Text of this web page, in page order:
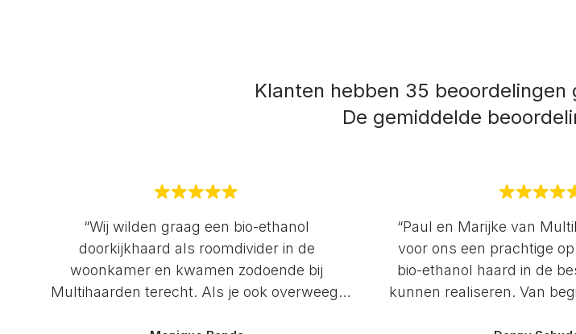
Klanten hebben 35
De gemiddelde
“Wij wilden graag een bio-ethanol
doorkijkhaard als roomdivider in de
woonkamer en kwamen zodoende bij
Multihaarden terecht. Als je ook overweegt
“Paul en Marijke van
voor ons een prachtige
bio-ethanol haard in de
kunnen realiseren. Van